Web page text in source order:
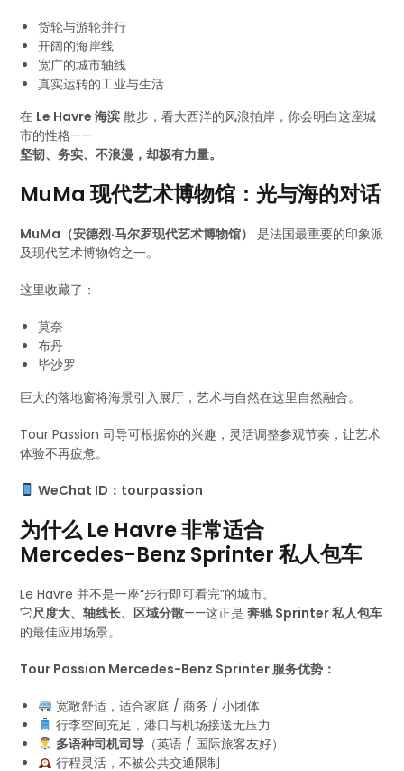
货轮与游轮并行
开阔的海岸线
宽广的城市轴线
真实运转的工业与生活
在 Le Havre 海滨 散步，看大西洋的风浪拍岸，你会明白这座城
市的性格——
坚韧、务实、不浪漫，却极有力量。
MuMa 现代艺术博物馆：光与海的对话
MuMa（安德烈·马尔罗现代艺术博物馆） 是法国最重要的印象派
及现代艺术博物馆之一。
这里收藏了：
莫奈
布丹
毕沙罗
巨大的落地窗将海景引入展厅，艺术与自然在这里自然融合。
Tour Passion 司导可根据你的兴趣，灵活调整参观节奏，让艺术
体验不再疲惫。
WeChat ID：tourpassion
为什么 Le Havre 非常适合
Mercedes-Benz Sprinter 私人包车
Le Havre 并不是一座“步行即可看完”的城市。
它尺度大、轴线长、区域分散——这正是奔驰 Sprinter 私人包车
的最佳应用场景。
Tour Passion Mercedes-Benz Sprinter 服务优势：
宽敞舒适，适合家庭 / 商务 / 小团体
行李空间充足，港口与机场接送无压力
多语种司机司导 （英语 / 国际旅客友好）
行程灵活，不被公共交通限制